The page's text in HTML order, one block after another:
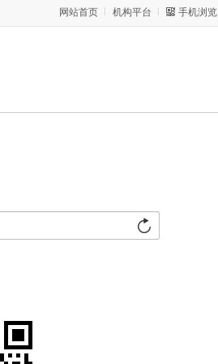
手机浏览
机构平台
网站首页